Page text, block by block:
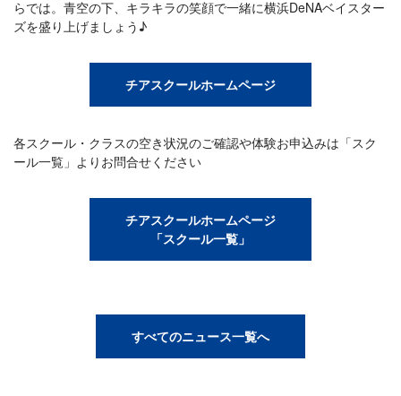
らでは。青空の下、キラキラの笑顔で一緒に横浜DeNAベイスター
ズを盛り上げましょう♪
チアスクールホームページ
各スクール・クラスの空き状況のご確認や体験お申込みは「スク
ール一覧」よりお問合せください
チアスクールホームページ
「スクール一覧」
すべてのニュース一覧へ